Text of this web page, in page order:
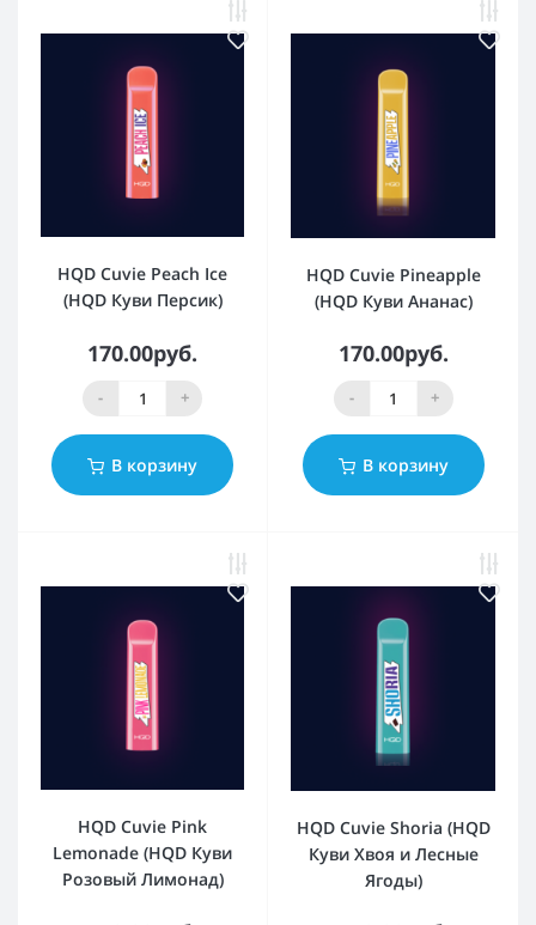
HQD Cuvie Peach Ice
(HQD Куви Персик)
170.00руб.
- +
В корзину
HQD Cuvie Pineapple
(HQD Куви Ананас)
170.00руб.
- +
В корзину
HQD Cuvie Pink
Lemonade (HQD Куви
Розовый Лимонад)
HQD Cuvie Shoria (HQD
Куви Хвоя и Лесные
Ягоды)